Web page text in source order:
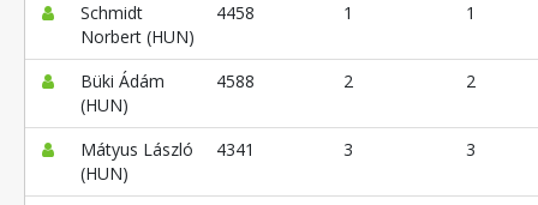
Schmidt
Norbert (HUN)
4458 1 1
Büki Ádám
(HUN)
4588 2 2
Mátyus László
(HUN)
4341 3 3